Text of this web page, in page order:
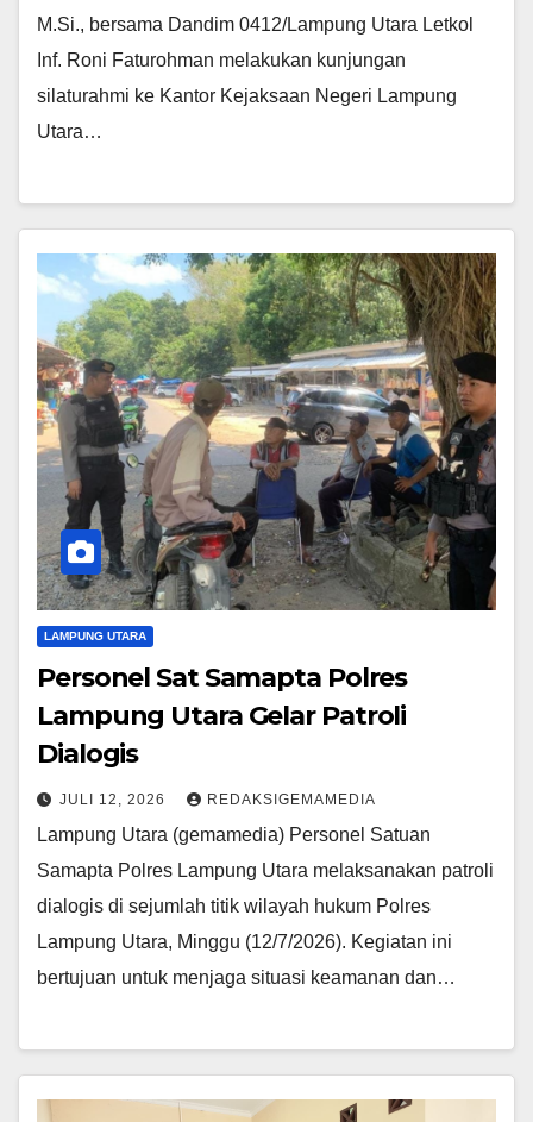
M.Si., bersama Dandim 0412/Lampung Utara Letkol
Inf. Roni Faturohman melakukan kunjungan
silaturahmi ke Kantor Kejaksaan Negeri Lampung
Utara…
LAMPUNG UTARA
Personel Sat Samapta Polres
Lampung Utara Gelar Patroli
Dialogis
JULI 12, 2026 REDAKSIGEMAMEDIA
Lampung Utara (gemamedia) Personel Satuan
Samapta Polres Lampung Utara melaksanakan patroli
dialogis di sejumlah titik wilayah hukum Polres
Lampung Utara, Minggu (12/7/2026). Kegiatan ini
bertujuan untuk menjaga situasi keamanan dan…